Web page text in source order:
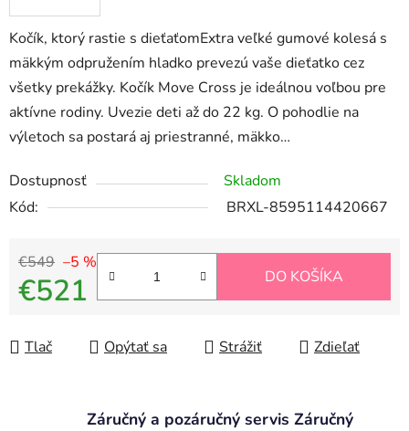
Kočík, ktorý rastie s dieťaťomExtra veľké gumové kolesá s
mäkkým odpružením hladko prevezú vaše dieťatko cez
všetky prekážky. Kočík Move Cross je ideálnou voľbou pre
aktívne rodiny. Uvezie deti až do 22 kg. O pohodlie na
výletoch sa postará aj priestranné, mäkko…
Dostupnosť
Skladom
Kód:
BRXL-8595114420667
€549 –5 %
€521 DO KOŠÍKA
Tlač Opýtať sa Strážiť Zdieľať
Záručný a pozáručný servis Záručný